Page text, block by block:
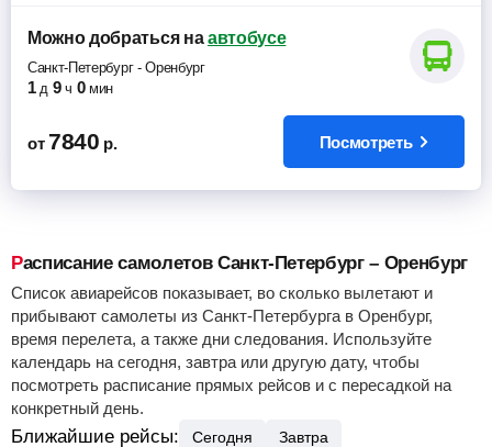
Можно добратьсяна автобусе
Санкт-Петербург-Оренбург
1 д 9 ч 0 мин
от 7840 р. Посмотреть
Расписание самолетов Санкт-Петербург – Оренбург
Список авиарейсов показывает, во сколько вылетают и
прибывают самолеты из Санкт-Петербурга в Оренбург,
время перелета, а также дни следования. Используйте
календарь на сегодня, завтра или другую дату, чтобы
посмотреть расписание прямых рейсов и с пересадкой на
конкретный день.
Ближайшие рейсы: Сегодня Завтра